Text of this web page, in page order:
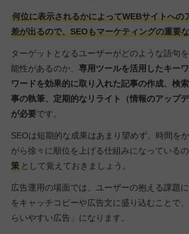
何位に表示されるかによってWEBサイトへの
差が出るので、SEOもマーケティングの重要
ターゲットとなるユーザーがどのような語句
能性があるのか、 専用ツールを活用したキー
ワードを効果的に取り入れた記事の作成、検
事の執筆、定期的なリライト（情報のアップ
が必要です。
SEOは短期的な成果はあまり望めず、時間を
がら徐々に順位を上げる仕組みになっているの
策として覚えておきましょう。
広告運用の場面では、ユーザーの抱える課題
をキャッチコピーや広告文に盛り込むことで
らいやすい広告」になります。